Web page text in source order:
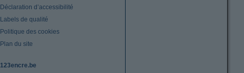
Déclaration d’accessibilité
Labels de qualité
Politique des cookies
Plan du site
123encre.be